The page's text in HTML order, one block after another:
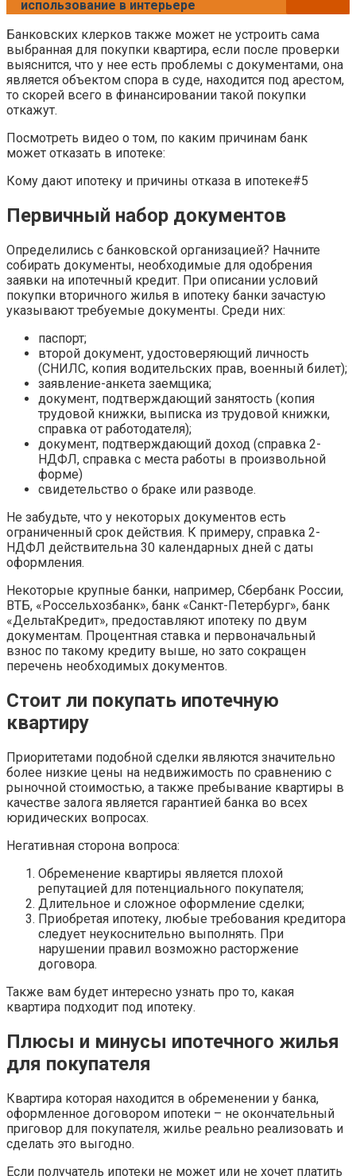
использование в интерьере
Банковских клерков также может не устроить сама
выбранная для покупки квартира, если после проверки
выяснится, что у нее есть проблемы с документами, она
является объектом спора в суде, находится под арестом,
то скорей всего в финансировании такой покупки
откажут.
Посмотреть видео о том, по каким причинам банк
может отказать в ипотеке:
Кому дают ипотеку и причины отказа в ипотеке#5
Первичный набор документов
Определились с банковской организацией? Начните
собирать документы, необходимые для одобрения
заявки на ипотечный кредит. При описании условий
покупки вторичного жилья в ипотеку банки зачастую
указывают требуемые документы. Среди них:
паспорт;
второй документ, удостоверяющий личность
(СНИЛС, копия водительских прав, военный билет);
заявление-анкета заемщика;
документ, подтверждающий занятость (копия
трудовой книжки, выписка из трудовой книжки,
справка от работодателя);
документ, подтверждающий доход (справка 2-
НДФЛ, справка с места работы в произвольной
форме)
свидетельство о браке или разводе.
Не забудьте, что у некоторых документов есть
ограниченный срок действия. К примеру, справка 2-
НДФЛ действительна 30 календарных дней с даты
оформления.
Некоторые крупные банки, например, Сбербанк России,
ВТБ, «Россельхозбанк», банк «Санкт-Петербург», банк
«ДельтаКредит», предоставляют ипотеку по двум
документам. Процентная ставка и первоначальный
взнос по такому кредиту выше, но зато сокращен
перечень необходимых документов.
Стоит ли покупать ипотечную
квартиру
Приоритетами подобной сделки являются значительно
более низкие цены на недвижимость по сравнению с
рыночной стоимостью, а также пребывание квартиры в
качестве залога является гарантией банка во всех
юридических вопросах.
Негативная сторона вопроса:
Обременение квартиры является плохой
репутацией для потенциального покупателя;
Длительное и сложное оформление сделки;
Приобретая ипотеку, любые требования кредитора
следует неукоснительно выполнять. При
нарушении правил возможно расторжение
договора.
Также вам будет интересно узнать про то, какая
квартира подходит под ипотеку.
Плюсы и минусы ипотечного жилья
для покупателя
Квартира которая находится в обременении у банка,
оформленное договором ипотеки – не окончательный
приговор для покупателя, жилье реально реализовать и
сделать это выгодно.
Если получатель ипотеки не может или не хочет платить